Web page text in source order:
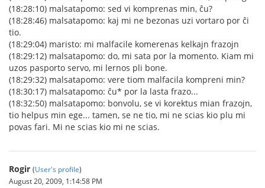
(18:28:10) malsatapomo: sed vi komprenas min, ĉu?
(18:28:46) malsatapomo: kaj mi ne bezonas uzi vortaro por ĉi
tio.
(18:29:04) maristo: mi malfacile komerenas kelkajn frazojn
(18:29:12) malsatapomo: do, mi sata por la momento. Kiam mi
uzos pasporto servo, mi lernos pli bone.
(18:29:32) malsatapomo: vere tiom malfacila kompreni min?
(18:30:17) malsatapomo: ĉu* por la lasta frazo...
(18:32:50) malsatapomo: bonvolu, se vi korektus mian frazojn,
tio helpus min ege... tamen, se ne tio, mi ne scias kio plu mi
povas fari. Mi ne scias kio mi ne scias.
Rogir (User's profile)
August 20, 2009, 1:14:58 PM